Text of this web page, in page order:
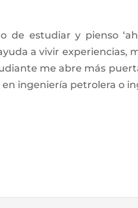
de estudiar y pienso
a vivir experiencias,
me abre más
ingeniería petrolera o